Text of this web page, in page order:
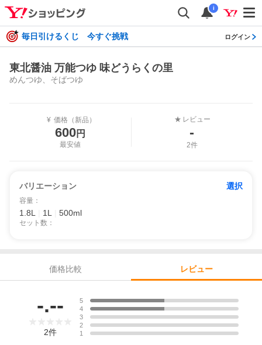
i
毎日引けるくじ 今すぐ挑戦 ログイン
東北醤油 万能つゆ 味どうらくの里
めんつゆ、そばつゆ
¥ 価格（新品）
600円
最安値
★ レビュー
-
2件
バリエーション 選択
容量 ：
1.8L 1L 500ml
セット数 ：
価格比較
レビュー
-.--
2件
5
4
3
2
1